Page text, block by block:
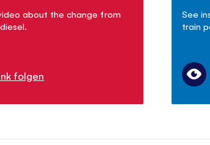
about the change from
folgen
See
train